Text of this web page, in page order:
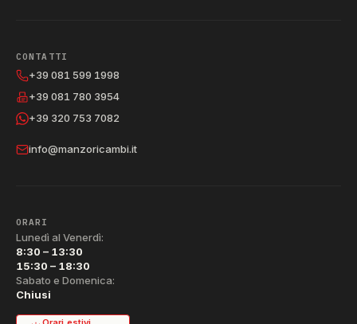
CONTATTI
+39 081 599 1998
+39 081 780 3954
+39 320 753 7082
info@manzoricambi.it
ORARI
Lunedì al Venerdì:
8:30 – 13:30
15:30 – 18:30
Sabato e Domenica:
Chiusi